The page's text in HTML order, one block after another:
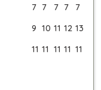
7 7 7 7
7
9 10 11 12 13
11 11 11 11 11